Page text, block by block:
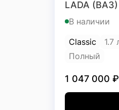
LADA (ВАЗ)
В наличии
Classic
1.7
Полный
1 047 000